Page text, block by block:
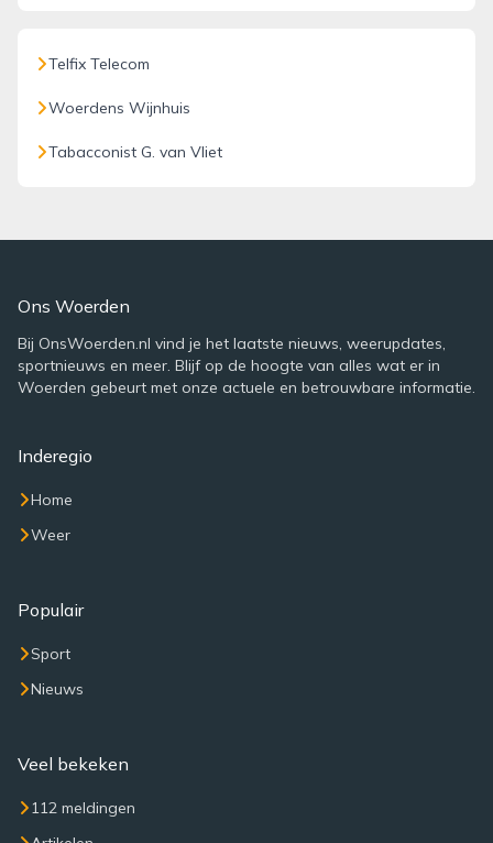
Telfix Telecom
Woerdens Wijnhuis
Tabacconist G. van Vliet
Ons Woerden
Bij OnsWoerden.nl vind je het laatste nieuws, weerupdates,
sportnieuws en meer. Blijf op de hoogte van alles wat er in
Woerden gebeurt met onze actuele en betrouwbare informatie.
Inderegio
Home
Weer
Populair
Sport
Nieuws
Veel bekeken
112 meldingen